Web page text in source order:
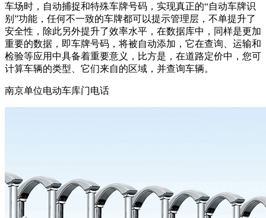
车场时，自动捕捉和特殊车牌号码，实现真正的“自动车牌识
别”功能，任何不一致的车牌都可以提示管理层，不单提升了
安全性，除此另外提升了效率水平，在数据库中，同样是更加
重要的数据，即车牌号码，将被自动添加，它在查询、运输和
检验等应用中具备着重要意义，比方是，在道路定价中，您可
计算车辆的类型、它们来自的区域，并查询车辆。
南京单位电动车库门电话